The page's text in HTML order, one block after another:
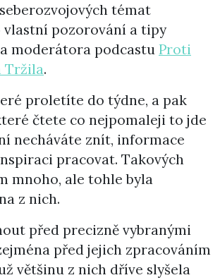
témat
vlastní pozorování a tipy
moderátora podcastu Proti
Tržila.
proletíte do týdne, a pak
čtete co nejpomaleji to jde
necháváte znít, informace
pracovat. Takových
mnoho, ale tohle byla
z nich.
před precizně vybranými
před jejich zpracováním
většinu z nich dříve slyšela